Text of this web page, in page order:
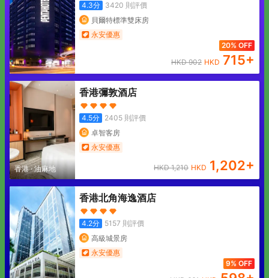
4.3分 3420 則評價
貝爾特標準雙床房
永安優惠
20% OFF
HKD902 HKD 715+
香港·油麻地
香港彌敦酒店
4.5分 2405則評價
卓智客房
永安優惠
HKD1,210 HKD 1,202+
香港北角海逸酒店
4.2分 5157 則評價
高級城景房
永安優惠
9% OFF